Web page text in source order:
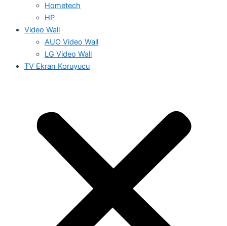
Hometech
HP
Video Wall
AUO Video Wall
LG Video Wall
TV Ekran Koruyucu